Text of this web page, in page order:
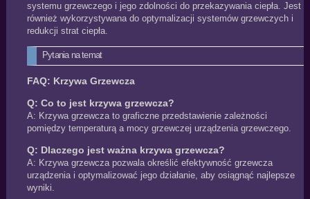
systemu grzewczego i jego zdolności do przekazywania ciepła. Jest
również wykorzystywana do optymalizacji systemów grzewczych i
redukcji strat ciepła.
Pytania na temat
FAQ: Krzywa Grzewcza
Q: Co to jest krzywa grzewcza?
A: Krzywa grzewcza to graficzne przedstawienie zależności
pomiędzy temperaturą a mocy grzewczej urządzenia grzewczego.
Q: Dlaczego jest ważna krzywa grzewcza?
A: Krzywa grzewcza pozwala określić efektywność grzewcza
urządzenia i optymalizować jego działanie, aby osiągnąć najlepsze
wyniki.